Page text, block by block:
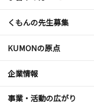
くもんの先生募集
KUMONの原点
企業情報
事業・活動の広がり